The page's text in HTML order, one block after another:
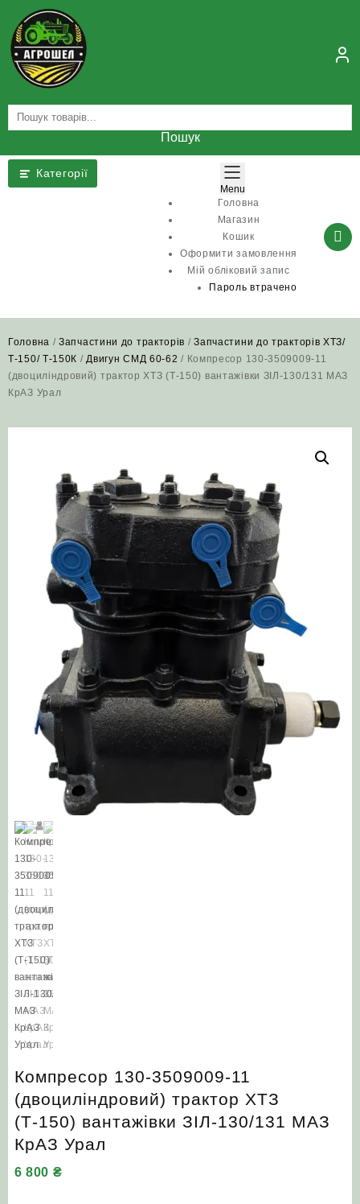
content
Пошук
Категорії
Menu
Головна
Магазин
Кошик
Оформити замовлення
Мій обліковий запис
Пароль втрачено
Головна /Запчастини до тракторів /Запчастини до тракторів ХТЗ/
Т-150/ Т-150К /Двигун СМД 60-62 / Компресор 130-3509009-11
(двоциліндровий) трактор ХТЗ (Т-150) вантажівки ЗІЛ‑130/131 МАЗ
КрАЗ Урал
Компресор 130-3509009-11
(двоциліндровий) трактор ХТЗ
(Т-150) вантажівки ЗІЛ‑130/131 МАЗ
КрАЗ Урал
6 800 ₴